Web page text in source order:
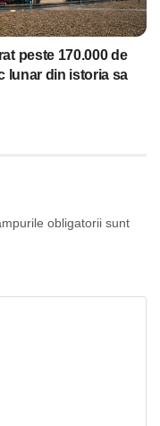
peste 170.000 de
lunar din istoria sa
obligatorii sunt